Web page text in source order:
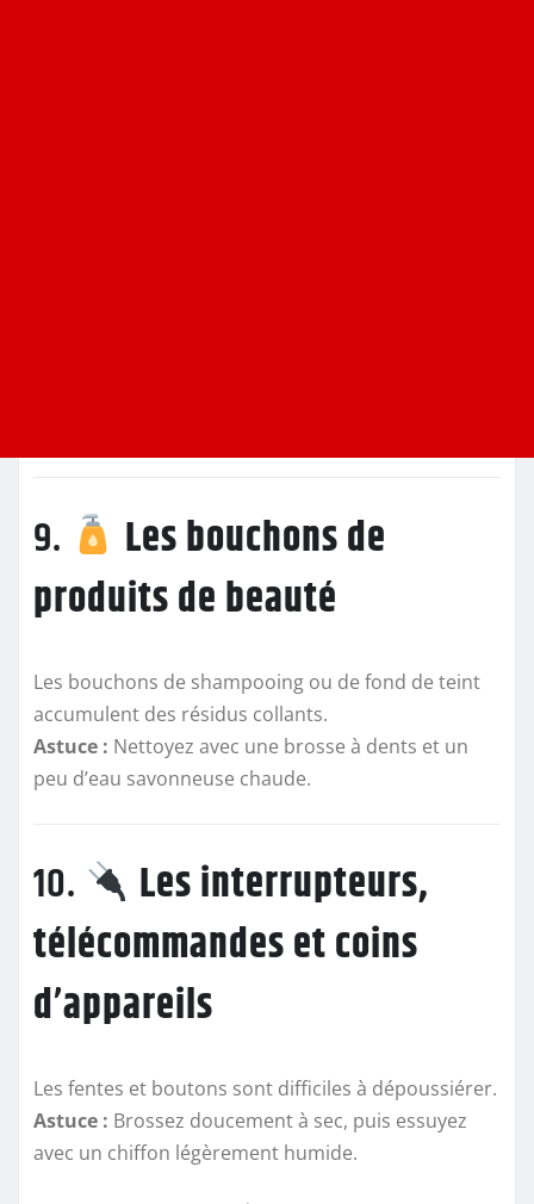
9.
Les bouchons de
produits de beauté
Les bouchons de shampooing ou de fond de teint
accumulent des résidus collants.
Astuce : Nettoyez avec une brosse à dents et un
peu d’eau savonneuse chaude.
10.
Les interrupteurs,
télécommandes et coins
d’appareils
Les fentes et boutons sont difficiles à dépoussiérer.
Astuce : Brossez doucement à sec, puis essuyez
avec un chiffon légèrement humide.